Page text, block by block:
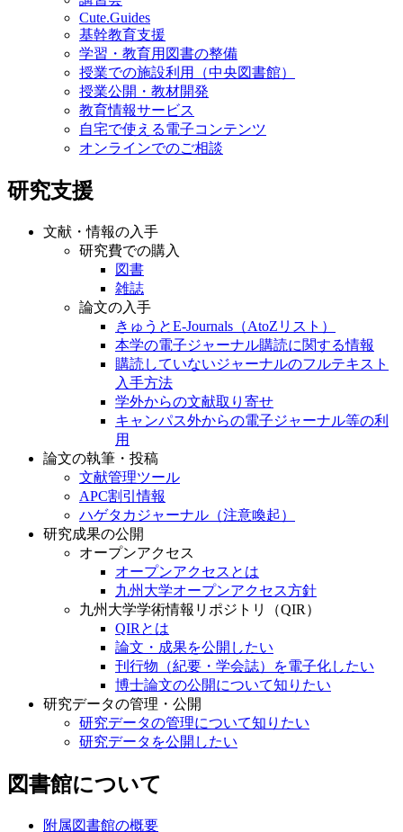
Cute.Guides
基幹教育支援
学習・教育用図書の整備
授業での施設利用（中央図書館）
授業公開・教材開発
教育情報サービス
自宅で使える電子コンテンツ
オンラインでのご相談
研究支援
文献・情報の入手
研究費での購入
図書
雑誌
論文の入手
きゅうとE-Journals（AtoZリスト）
本学の電子ジャーナル購読に関する情報
購読していないジャーナルのフルテキスト
入手方法
学外からの文献取り寄せ
キャンパス外からの電子ジャーナル等の利
用
論文の執筆・投稿
文献管理ツール
APC割引情報
ハゲタカジャーナル（注意喚起）
研究成果の公開
オープンアクセス
オープンアクセスとは
九州大学オープンアクセス方針
九州大学学術情報リポジトリ（QIR）
QIRとは
論文・成果を公開したい
刊行物（紀要・学会誌）を電子化したい
博士論文の公開について知りたい
研究データの管理・公開
研究データの管理について知りたい
研究データを公開したい
図書館について
附属図書館の概要